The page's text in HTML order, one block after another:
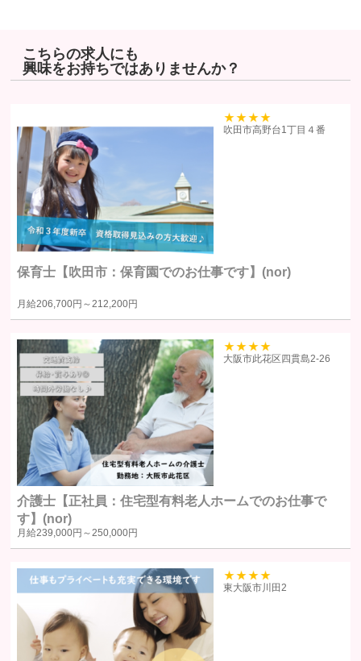
個人情報の取扱いについて
イバシーポリシーを掲示し、当プライバシーポリシーに準拠して提供さ
れるサービス（以下「本サービス」といいます）の利用企業・団体等
（以下「利用企業等」といいます）および本サービスをご利用になる方
（以下「ユーザー」といいます）のプライバシーを尊重し、ユーザーの
個人情報の管理に細心の注意を払い、これを取扱うものとします。
はありません。
本サービスの利用に伴う連絡・各種お知らせ等の配信・送付
ユーザーの承諾・申込みに基づく、本サービス利用企業等への個人
情報の提供
属性情報･端末情報・位置情報・行動履歴等に基づく広告・コンテン
ツ等の配信・表示、本サービスの提供
本サービスの改善・新規サービスの開発・マーケティング活動
本サービスに関するご意見、お問い合わせの確認・回答
個人情報の第三者への提供
当社は、原則として、ユーザー本人の同意を得ずに個人情報を第三者に
提供しません。提供先・提供情報内容を特定したうえで、ユーザーの同
意を得た場合に限り提供します。
提供する個人情報の項目ユーザーから取得した情報（サービス利用
履歴ほか、閲覧・検索・ブックマーク等あらゆる行動履歴に該当す
こちらの求人にも
興味をお持ちではありませんか？
保育士【吹田市：保育園でのお仕事です】(nor)
月給206,700円～212,200円
39
吹田市高野台1丁目４番
介護士【正社員：住宅型有料老人ホームでのお仕事で
す】(nor)
月給239,000円～250,000円
39
大阪市此花区四貫島2‐26
39
東大阪市川田2